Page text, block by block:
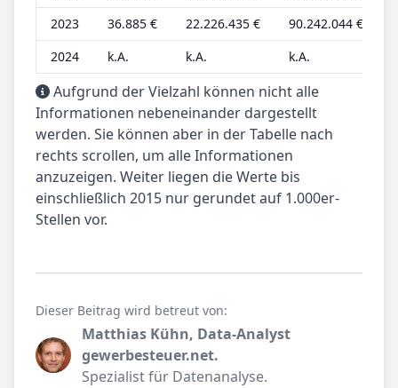
2023
36.885 € 22.226.435 € 90.242.044 €
2024
k.A. k.A. k.A.
Aufgrund der Vielzahl können nicht alle
Informationen nebeneinander dargestellt
werden. Sie können aber in der Tabelle nach
rechts scrollen, um alle Informationen
anzuzeigen. Weiter liegen die Werte bis
einschließlich 2015 nur gerundet auf 1.000er-
Stellen vor.
Dieser Beitrag wird betreut von:
Matthias Kühn, Data-Analyst
gewerbesteuer.net.
Spezialist für Datenanalyse.